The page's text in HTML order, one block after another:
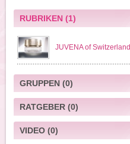
RUBRIKEN(1)
JUVENA of Switzerland
GRUPPEN(0)
RATGEBER(0)
VIDEO(0)